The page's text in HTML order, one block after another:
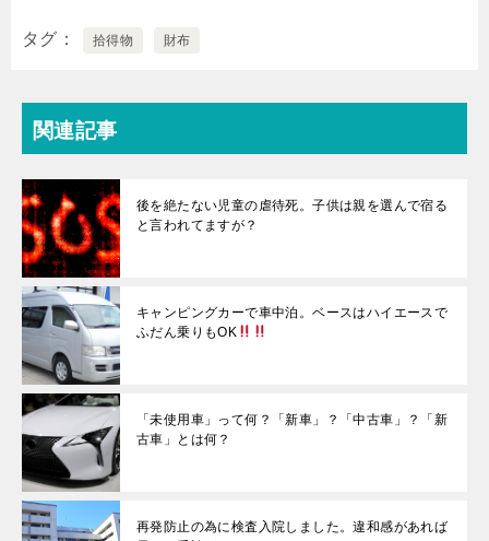
タグ 拾得物 財布
関連記事
後を絶たない児童の虐待死。子供は親を選んで宿る
と言われてますが？
キャンピングカーで車中泊。ベースはハイエースで
ふだん乗りもOK
「未使用車」って何？「新車」？「中古車」？「新
古車」とは何？
再発防止の為に検査入院しました。違和感があれば